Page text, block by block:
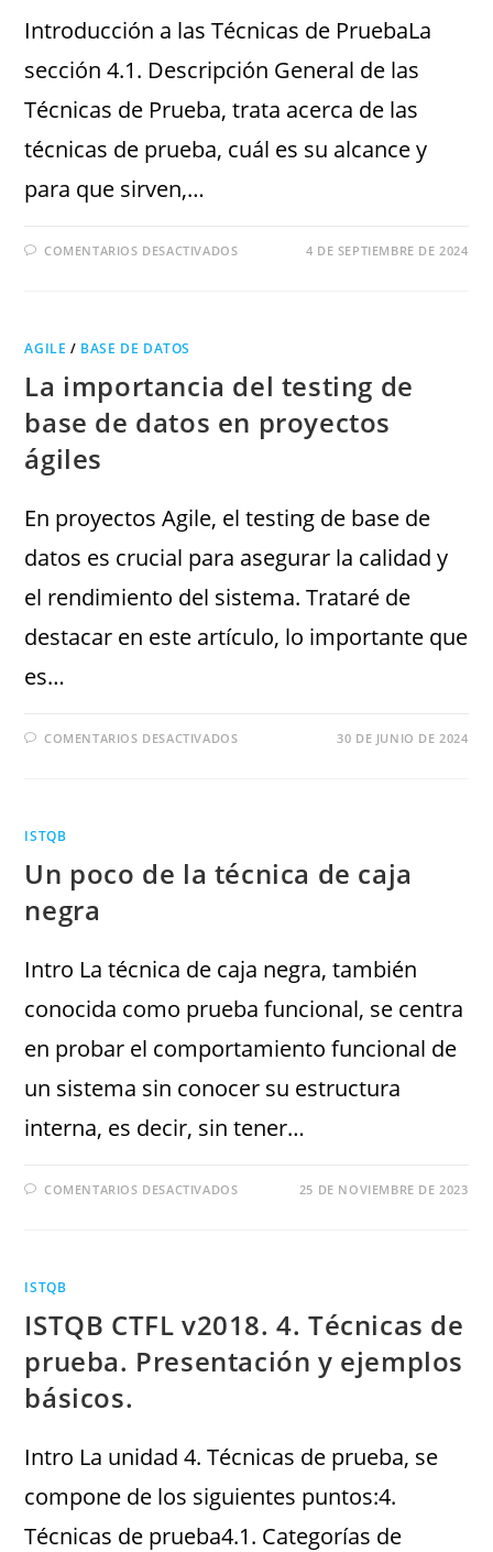
Introducción a las Técnicas de PruebaLa
sección 4.1. Descripción General de las
Técnicas de Prueba, trata acerca de las
técnicas de prueba, cuál es su alcance y
para que sirven,…
COMENTARIOS DESACTIVADOS 4 DE SEPTIEMBRE DE 2024
AGILE / BASE DE DATOS
La importancia del testing de
base de datos en proyectos
ágiles
En proyectos Agile, el testing de base de
datos es crucial para asegurar la calidad y
el rendimiento del sistema. Trataré de
destacar en este artículo, lo importante que
es…
COMENTARIOS DESACTIVADOS 30 DE JUNIO DE 2024
ISTQB
Un poco de la técnica de caja
negra
Intro La técnica de caja negra, también
conocida como prueba funcional, se centra
en probar el comportamiento funcional de
un sistema sin conocer su estructura
interna, es decir, sin tener…
COMENTARIOS DESACTIVADOS 25 DE NOVIEMBRE DE 2023
ISTQB
ISTQB CTFL v2018. 4. Técnicas de
prueba. Presentación y ejemplos
básicos.
Intro La unidad 4. Técnicas de prueba, se
compone de los siguientes puntos:4.
Técnicas de prueba4.1. Categorías de